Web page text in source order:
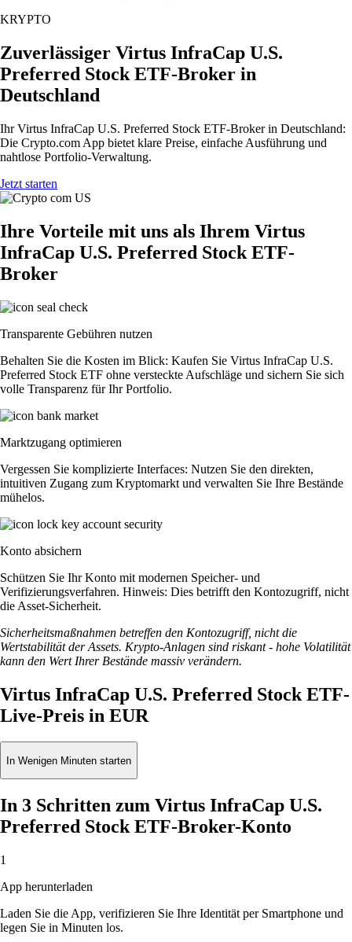
KRYPTO
Zuverlässiger Virtus InfraCap U.S.
Preferred Stock ETF-Broker in
Deutschland
Ihr Virtus InfraCap U.S. Preferred Stock ETF-Broker in Deutschland:
Die Crypto.com App bietet klare Preise, einfache Ausführung und
nahtlose Portfolio-Verwaltung.
Jetzt starten
Ihre Vorteile mit uns als Ihrem Virtus
InfraCap U.S. Preferred Stock ETF-
Broker
Transparente Gebühren nutzen
Behalten Sie die Kosten im Blick: Kaufen Sie Virtus InfraCap U.S.
Preferred Stock ETF ohne versteckte Aufschläge und sichern Sie sich
volle Transparenz für Ihr Portfolio.
Marktzugang optimieren
Vergessen Sie komplizierte Interfaces: Nutzen Sie den direkten,
intuitiven Zugang zum Kryptomarkt und verwalten Sie Ihre Bestände
mühelos.
Konto absichern
Schützen Sie Ihr Konto mit modernen Speicher- und
Verifizierungsverfahren. Hinweis: Dies betrifft den Kontozugriff, nicht
die Asset-Sicherheit.
Sicherheitsmaßnahmen betreffen den Kontozugriff, nicht die
Wertstabilität der Assets. Krypto-Anlagen sind riskant - hohe Volatilität
kann den Wert Ihrer Bestände massiv verändern.
Virtus InfraCap U.S. Preferred Stock ETF-
Live-Preis in EUR
In Wenigen Minuten starten
In 3 Schritten zum Virtus InfraCap U.S.
Preferred Stock ETF-Broker-Konto
1
App herunterladen
Laden Sie die App, verifizieren Sie Ihre Identität per Smartphone und
legen Sie in Minuten los.